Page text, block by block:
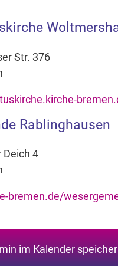
Str. 376
Rablinghausen
Deich 4
bremen.de/
im Kalender